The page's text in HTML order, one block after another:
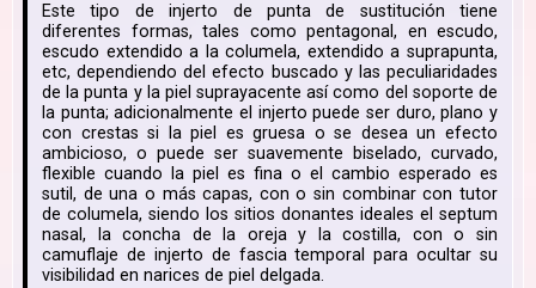
Este tipo de injerto de punta de sustitución tiene
diferentes formas, tales como pentagonal, en escudo,
escudo extendido a la columela, extendido a suprapunta,
etc, dependiendo del efecto buscado y las peculiaridades
de la punta y la piel suprayacente así como del soporte de
la punta; adicionalmente el injerto puede ser duro, plano y
con crestas si la piel es gruesa o se desea un efecto
ambicioso, o puede ser suavemente biselado, curvado,
flexible cuando la piel es fina o el cambio esperado es
sutil, de una o más capas, con o sin combinar con tutor
de columela, siendo los sitios donantes ideales el septum
nasal, la concha de la oreja y la costilla, con o sin
camuflaje de injerto de fascia temporal para ocultar su
visibilidad en narices de piel delgada.